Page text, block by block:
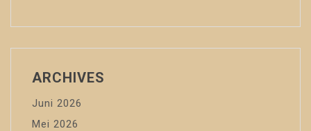
ARCHIVES
Juni 2026
Mei 2026